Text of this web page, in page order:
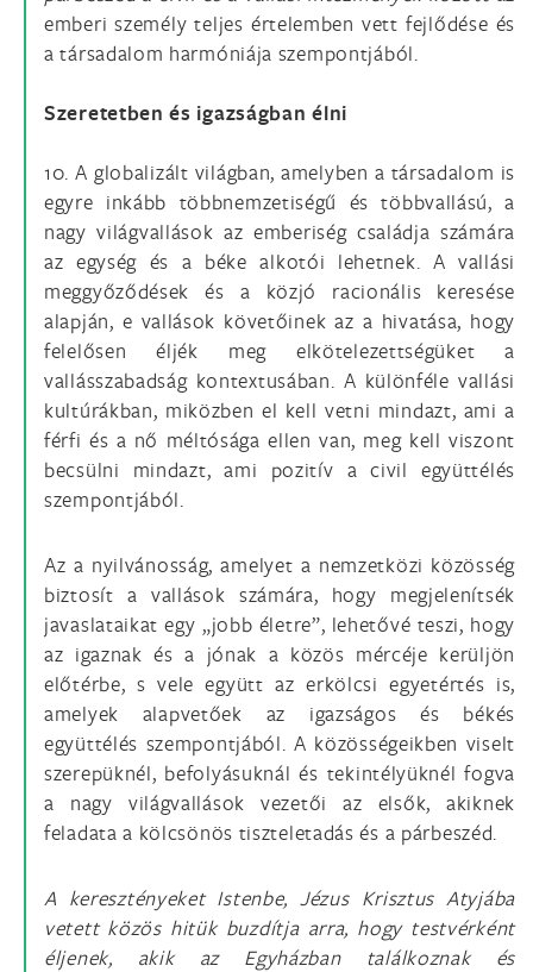
emberi személy teljes értelemben vett fejlődése és
a társadalom harmóniája szempontjából.
Szeretetben és igazságban élni
10. A globalizált világban, amelyben a társadalom is
egyre inkább többnemzetiségű és többvallású, a
nagy világvallások az emberiség családja számára
az egység és a béke alkotói lehetnek. A vallási
meggyőződések és a közjó racionális keresése
alapján, e vallások követőinek az a hivatása, hogy
felelősen éljék meg elkötelezettségüket a
vallásszabadság kontextusában. A különféle vallási
kultúrákban, miközben el kell vetni mindazt, ami a
férfi és a nő méltósága ellen van, meg kell viszont
becsülni mindazt, ami pozitív a civil együttélés
szempontjából.
Az a nyilvánosság, amelyet a nemzetközi közösség
biztosít a vallások számára, hogy megjelenítsék
javaslataikat egy „jobb életre”, lehetővé teszi, hogy
az igaznak és a jónak a közös mércéje kerüljön
előtérbe, s vele együtt az erkölcsi egyetértés is,
amelyek alapvetőek az igazságos és békés
együttélés szempontjából. A közösségeikben viselt
szerepüknél, befolyásuknál és tekintélyüknél fogva
a nagy világvallások vezetői az elsők, akiknek
feladata a kölcsönös tiszteletadás és a párbeszéd.
A keresztényeket Istenbe, Jézus Krisztus Atyjába
vetett közös hitük buzdítja arra, hogy testvérként
éljenek, akik az Egyházban találkoznak és